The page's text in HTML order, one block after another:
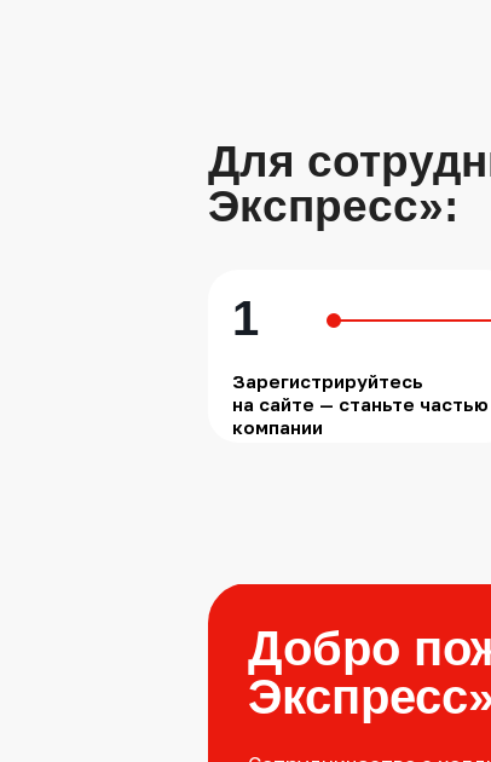
Для
Экспресс»:
Зарегистрируйтесь
на сайте — станьте частью
компании
1
Добро